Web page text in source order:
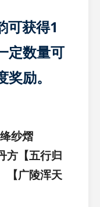
可获得1
定数量可
励。
纱熠
方【五行归
【广陵浑天